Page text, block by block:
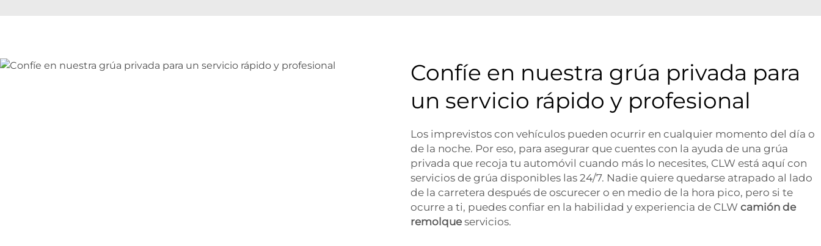
Confíe en nuestra grúa privada para
un servicio rápido y profesional
Los imprevistos con vehículos pueden ocurrir en cualquier momento del día o
de la noche. Por eso, para asegurar que cuentes con la ayuda de una grúa
privada que recoja tu automóvil cuando más lo necesites, CLW está aquí con
servicios de grúa disponibles las 24/7. Nadie quiere quedarse atrapado al lado
de la carretera después de oscurecer o en medio de la hora pico, pero si te
ocurre a ti, puedes confiar en la habilidad y experiencia de CLW camión de
remolqueservicios.